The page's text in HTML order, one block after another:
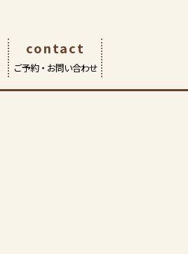
contact
ご予約・お問い合わせ